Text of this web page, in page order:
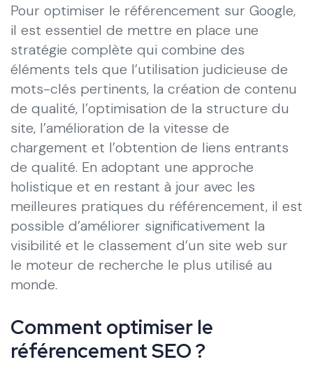
Pour optimiser le référencement sur Google,
il est essentiel de mettre en place une
stratégie complète qui combine des
éléments tels que l’utilisation judicieuse de
mots-clés pertinents, la création de contenu
de qualité, l’optimisation de la structure du
site, l’amélioration de la vitesse de
chargement et l’obtention de liens entrants
de qualité. En adoptant une approche
holistique et en restant à jour avec les
meilleures pratiques du référencement, il est
possible d’améliorer significativement la
visibilité et le classement d’un site web sur
le moteur de recherche le plus utilisé au
monde.
Comment optimiser le
référencement SEO ?